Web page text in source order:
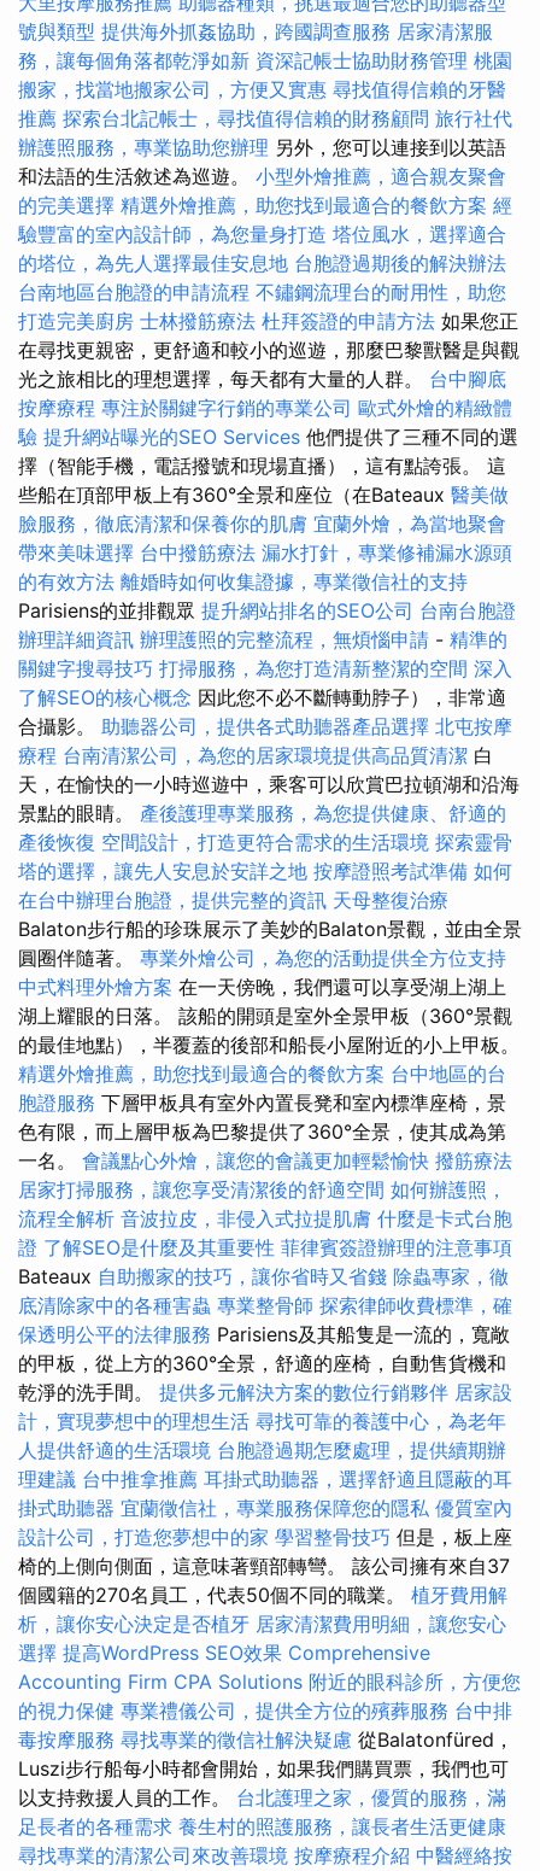
號與類型 提供海外抓姦協助，跨國調查服務 居家清潔服
務，讓每個角落都乾淨如新 資深記帳士協助財務管理 桃園
搬家，找當地搬家公司，方便又實惠 尋找值得信賴的牙醫
推薦 探索台北記帳士，尋找值得信賴的財務顧問 旅行社代
辦護照服務，專業協助您辦理 另外，您可以連接到以英語
和法語的生活敘述為巡遊。 小型外燴推薦，適合親友聚會
的完美選擇 精選外燴推薦，助您找到最適合的餐飲方案 經
驗豐富的室內設計師，為您量身打造 塔位風水，選擇適合
的塔位，為先人選擇最佳安息地 台胞證過期後的解決辦法
台南地區台胞證的申請流程 不鏽鋼流理台的耐用性，助您
打造完美廚房 士林撥筋療法 杜拜簽證的申請方法 如果您正
在尋找更親密，更舒適和較小的巡遊，那麼巴黎獸醫是與觀
光之旅相比的理想選擇，每天都有大量的人群。 台中腳底
按摩療程 專注於關鍵字行銷的專業公司 歐式外燴的精緻體
驗 提升網站曝光的SEO Services 他們提供了三種不同的選
擇（智能手機，電話撥號和現場直播），這有點誇張。 這
些船在頂部甲板上有360°全景和座位（在Bateaux 醫美做
臉服務，徹底清潔和保養你的肌膚 宜蘭外燴，為當地聚會
帶來美味選擇 台中撥筋療法 漏水打針，專業修補漏水源頭
的有效方法 離婚時如何收集證據，專業徵信社的支持
Parisiens的並排觀眾 提升網站排名的SEO公司 台南台胞證
辦理詳細資訊 辦理護照的完整流程，無煩惱申請 - 精準的
關鍵字搜尋技巧 打掃服務，為您打造清新整潔的空間 深入
了解SEO的核心概念 因此您不必不斷轉動脖子），非常適
合攝影。 助聽器公司，提供各式助聽器產品選擇 北屯按摩
療程 台南清潔公司，為您的居家環境提供高品質清潔 白
天，在愉快的一小時巡遊中，乘客可以欣賞巴拉頓湖和沿海
景點的眼睛。 產後護理專業服務，為您提供健康、舒適的
產後恢復 空間設計，打造更符合需求的生活環境 探索靈骨
塔的選擇，讓先人安息於安詳之地 按摩證照考試準備 如何
在台中辦理台胞證，提供完整的資訊 天母整復治療
Balaton步行船的珍珠展示了美妙的Balaton景觀，並由全景
圓圈伴隨著。 專業外燴公司，為您的活動提供全方位支持
中式料理外燴方案 在一天傍晚，我們還可以享受湖上湖上
湖上耀眼的日落。 該船的開頭是室外全景甲板（360°景觀
的最佳地點），半覆蓋的後部和船長小屋附近的小上甲板。
精選外燴推薦，助您找到最適合的餐飲方案 台中地區的台
胞證服務 下層甲板具有室外內置長凳和室內標準座椅，景
色有限，而上層甲板為巴黎提供了360°全景，使其成為第
一名。 會議點心外燴，讓您的會議更加輕鬆愉快 撥筋療法
居家打掃服務，讓您享受清潔後的舒適空間 如何辦護照，
流程全解析 音波拉皮，非侵入式拉提肌膚 什麼是卡式台胞
證 了解SEO是什麼及其重要性 菲律賓簽證辦理的注意事項
Bateaux 自助搬家的技巧，讓你省時又省錢 除蟲專家，徹
底清除家中的各種害蟲 專業整骨師 探索律師收費標準，確
保透明公平的法律服務 Parisiens及其船隻是一流的，寬敞
的甲板，從上方的360°全景，舒適的座椅，自動售貨機和
乾淨的洗手間。 提供多元解決方案的數位行銷夥伴 居家設
計，實現夢想中的理想生活 尋找可靠的養護中心，為老年
人提供舒適的生活環境 台胞證過期怎麼處理，提供續期辦
理建議 台中推拿推薦 耳掛式助聽器，選擇舒適且隱蔽的耳
掛式助聽器 宜蘭徵信社，專業服務保障您的隱私 優質室內
設計公司，打造您夢想中的家 學習整骨技巧 但是，板上座
椅的上側向側面，這意味著頸部轉彎。 該公司擁有來自37
個國籍的270名員工，代表50個不同的職業。 植牙費用解
析，讓你安心決定是否植牙 居家清潔費用明細，讓您安心
選擇 提高WordPress SEO效果 Comprehensive
Accounting Firm CPA Solutions 附近的眼科診所，方便您
的視力保健 專業禮儀公司，提供全方位的殯葬服務 台中排
毒按摩服務 尋找專業的徵信社解決疑慮 從Balatonfüred，
Luszi步行船每小時都會開始，如果我們購買票，我們也可
以支持救援人員的工作。 台北護理之家，優質的服務，滿
足長者的各種需求 養生村的照護服務，讓長者生活更健康
尋找專業的清潔公司來改善環境 按摩療程介紹 中醫經絡按